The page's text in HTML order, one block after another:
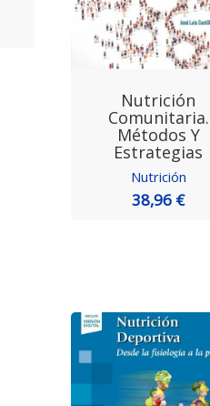
Nutrición
Comunitaria.
Métodos Y
Estrategias
Nutrición
38,96 €